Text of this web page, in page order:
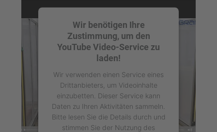
Wir benötigen Ihre
Zustimmung, um den
YouTube Video-Service zu
laden!
Wir verwenden einen Service eines
Drittanbieters, um Videoinhalte
einzubetten. Dieser Service kann
Daten zu Ihren Aktivitäten sammeln.
Bitte lesen Sie die Details durch und
stimmen Sie der Nutzung des